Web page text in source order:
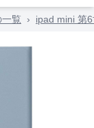
覧 › ipad mini 第